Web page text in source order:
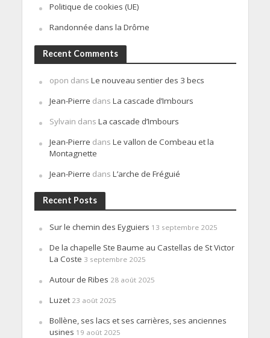
Politique de cookies (UE)
Randonnée dans la Drôme
Recent Comments
opon dans Le nouveau sentier des 3 becs
Jean-Pierre dans La cascade d’Imbours
Sylvain dans La cascade d’Imbours
Jean-Pierre dans Le vallon de Combeau et la
Montagnette
Jean-Pierre dans L’arche de Fréguié
Recent Posts
Sur le chemin des Eyguiers 13 septembre 2025
De la chapelle Ste Baume au Castellas de St Victor
La Coste 3 septembre 2025
Autour de Ribes 28 août 2025
Luzet 23 août 2025
Bollène, ses lacs et ses carrières, ses anciennes
usines 19 août 2025